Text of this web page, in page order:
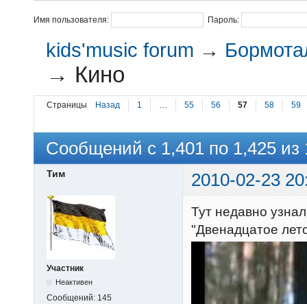
Имя пользователя: Пароль:
kids'music forum →
→ Кино
Страницы Назад 1 … 55 56 57 58 59
Сообщений с 1,401 по 1,425 из
Тим 2010-02-23
Участник
Неактивен
Сообщений: 145
Тут недавно
"Двенадцатое